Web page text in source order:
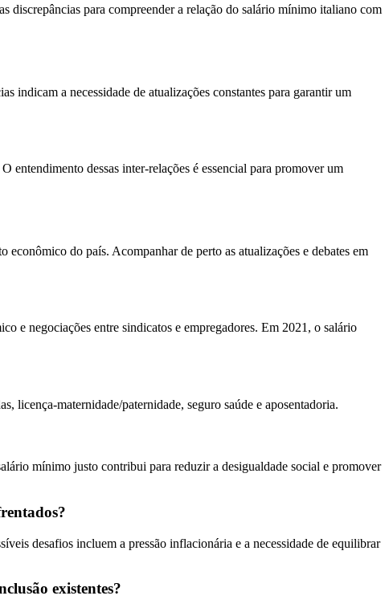
discrepâncias para compreender a relação do salário mínimo italiano com
indicam a necessidade de atualizações constantes para garantir um
entendimento dessas inter-relações é essencial para promover um
do país. Acompanhar de perto as atualizações e debates em
e negociações entre sindicatos e empregadores. Em 2021, o salário
licença-maternidade/paternidade, seguro saúde e aposentadoria.
mínimo justo contribui para reduzir a desigualdade social e promover
desafios incluem a pressão inflacionária e a necessidade de equilibrar
existentes?